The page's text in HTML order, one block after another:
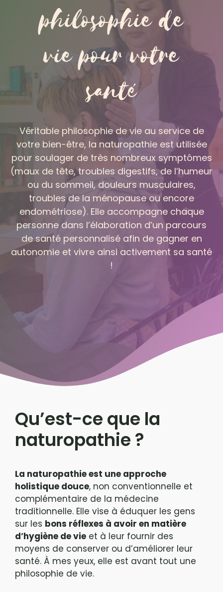
philosophie de
vie pour votre
santé
Véritable philosophie de vie au service de
votre bien-être, la naturopathie est utilisée
pour soulager de très nombreux symptômes
(maux de tête, troubles digestifs, de l’humeur
ou du sommeil, douleurs musculaires,
troubles de la ménopause ou encore
endométriose). Elle accompagne chaque
personne dans l’élaboration d’un parcours
de santé personnalisé afin de gagner en
autonomie et vivre ainsi activement sa santé
!
Qu’est-ce que la
naturopathie ?
La naturopathie est une approche
holistique douce, non conventionnelle et
complémentaire de la médecine
traditionnelle. Elle vise à éduquer les gens
sur les bons réflexes à avoir en matière
d’hygiène de vie et à leur fournir des
moyens de conserver ou d’améliorer leur
santé. À mes yeux, elle est avant tout une
philosophie de vie.